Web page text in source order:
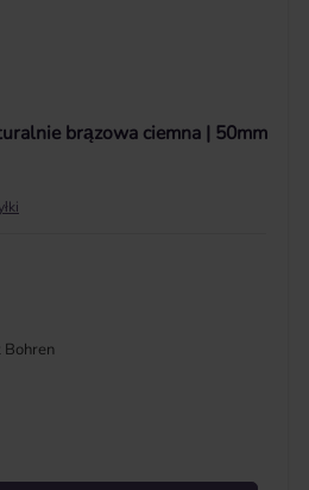
brązowa ciemna | 50mm
Bohren